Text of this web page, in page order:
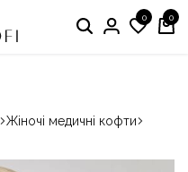
медичного одягу» 0 0
Жіночі медичні кофти